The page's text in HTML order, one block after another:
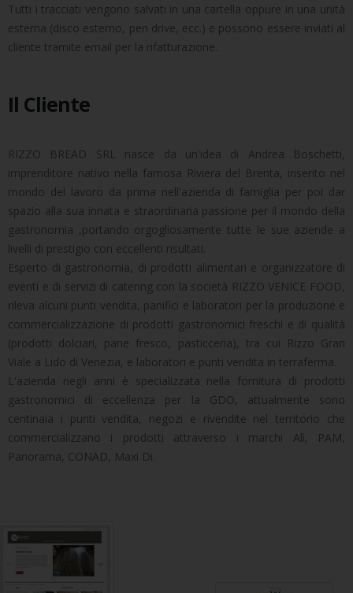
Tutti i tracciati vengono salvati in una cartella oppure in una unità
esterna (disco esterno, pen drive, ecc.) e possono essere inviati al
cliente tramite email per la rifatturazione.
Il Cliente
RIZZO BREAD SRL nasce da un'idea di Andrea Boschetti,
imprenditore nativo nella famosa Riviera del Brenta, inserito nel
mondo del lavoro da prima nell'azienda di famiglia per poi dar
spazio alla sua innata e straordinaria passione per il mondo della
gastronomia ,portando orgogliosamente tutte le sue aziende a
livelli di prestigio con eccellenti risultati.
Esperto di gastronomia, di prodotti alimentari e organizzatore di
eventi e di servizi di catering con la società RIZZO VENICE FOOD,
rileva alcuni punti vendita, panifici e laboratori per la produzione e
commercializzazione di prodotti gastronomici freschi e di qualità
(prodotti dolciari, pane fresco, pasticceria), tra cui Rizzo Gran
Viale a Lido di Venezia, e laboratori e punti vendita in terraferma.
L'azienda negli anni è specializzata nella fornitura di prodotti
gastronomici di eccellenza per la GDO, attualmente sono
centinaia i punti vendita, negozi e rivendite nel territorio che
commercializzano i prodotti attraverso i marchi Alì, PAM,
Panorama, CONAD, Maxi Di.